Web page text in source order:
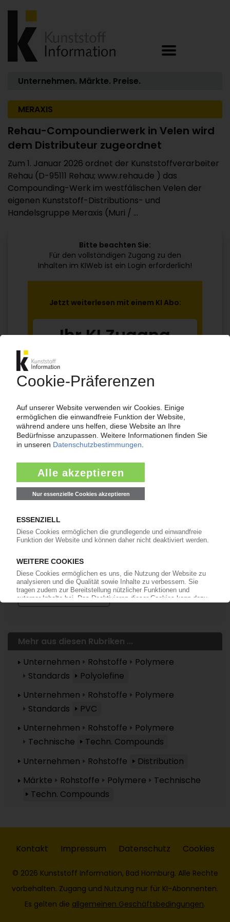
Unternehmen. Märkte. Preise.
MERAXIS
Rehau-Compoundierwerk in Velen wird
dem Distributeur zugeordnet
Zum 1. Januar 2026 ordnet der Kunststoffverarbeiter
Rehau (D-95111 Rehau; www.rehau.de ) das
Compounding-Werk im westfälischen Velen der
eigenen Kunststoff-Distributions- und
Handelsgruppe Meraxis (Muri / ...
Bitte beachten Sie:
Für den vollständigen Zugang zu den
Inhalten im KIWeb ist ein Login erforderlich!
Jetzt weiterlesen mit einem KI Abo:
Ihr KI Zugang
ab99€/Monat
Jetzt kostenlos testen
Bereits KI-Abonnent? Jetzt
anmelden!
Mehr zu ...
Dr. Stefan Girschik
Mehr aus diesen Rubriken ...
Unternehmen
Rohstoffe
Polymere
Standards
Polyolefine
Unternehmen
Rohstoffe
Polymere
Standards
PVC
Unternehmen
Rohstoffe
Polymere
Technische
Techn. Compounds
Unternehmen
Rohstoffe
Distribution
Märkte
Rohstoffe Polymere
Technische
Techn. Compounds
Kontakt Impressum Datenschutz Cookies
© 2026 Kunststoff Information, Bad Homburg. Alle Rechte
vorbehalten. Zugang und Nutzung nur für KI-Abonnenten.
Es gelten die allgemeinen Geschäftsbedingungen.